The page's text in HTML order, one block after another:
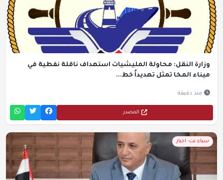
وزارة النقل: محاولة المليشيات استهداف ناقلة نفطية في
ميناء المخا تمثل تهديداً خط...
منذ دقيقة
المصدر
سباء نت- اخبار